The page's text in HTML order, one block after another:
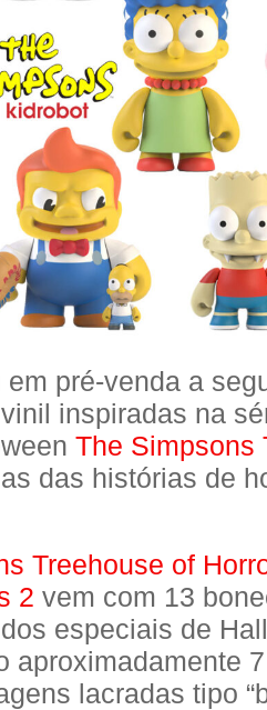
pré-venda a
inspiradas na
The Simpsons
das histórias de
Treehouse of
2 vem com 13
especiais de
aproximadamente
lacradas tipo